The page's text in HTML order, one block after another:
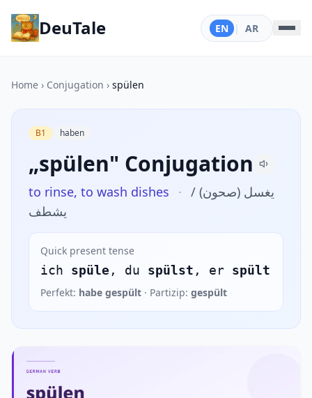
DeuTale EN | AR
Home › Conjugation › spülen
B1 haben
„spülen" Conjugation
to rinse, to wash dishes · يغسل (صحون) /
يشطف
Quick present tense
ich spüle , du spülst , er spült
Perfekt: habe gespült · Partizip: gespült